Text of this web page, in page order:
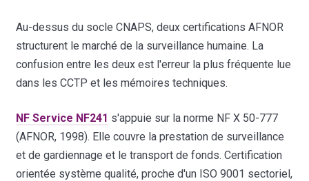
Au-dessus du socle CNAPS, deux certifications AFNOR
structurent le marché de la surveillance humaine. La
confusion entre les deux est l'erreur la plus fréquente lue
dans les CCTP et les mémoires techniques.
NF Service NF241 s'appuie sur la norme NF X 50-777
(AFNOR, 1998). Elle couvre la prestation de surveillance
et de gardiennage et le transport de fonds. Certification
orientée système qualité, proche d'un ISO 9001 sectoriel,